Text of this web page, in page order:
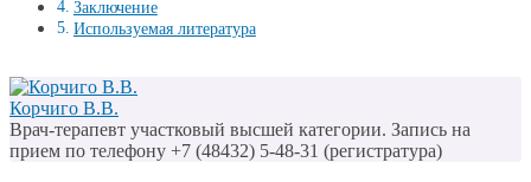
Заключение
Используемая литература
Корчиго В.В.
Врач-терапевт участковый высшей категории. Запись на
прием по телефону +7 (48432) 5-48-31 (регистратура)